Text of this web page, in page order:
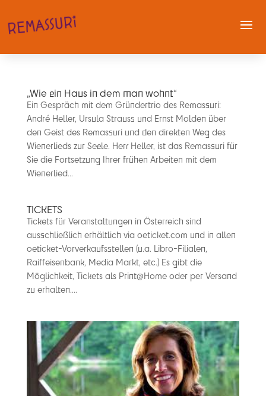
„Wie ein Haus in dem man wohnt“
Ein Gespräch mit dem Gründertrio des Remassuri:
André Heller, Ursula Strauss und Ernst Molden über
den Geist des Remassuri und den direkten Weg des
Wienerlieds zur Seele. Herr Heller, ist das Remassuri für
Sie die Fortsetzung Ihrer frühen Arbeiten mit dem
Wienerlied...
TICKETS
Tickets für Veranstaltungen in Österreich sind
ausschließlich erhältlich via oeticket.com und in allen
oeticket-Vorverkaufsstellen (u.a. Libro-Filialen,
Raiffeisenbank, Media Markt, etc.) Es gibt die
Möglichkeit, Tickets als Print@Home oder per Versand
zu erhalten....